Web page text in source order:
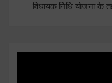
विधायक निधि योजना के